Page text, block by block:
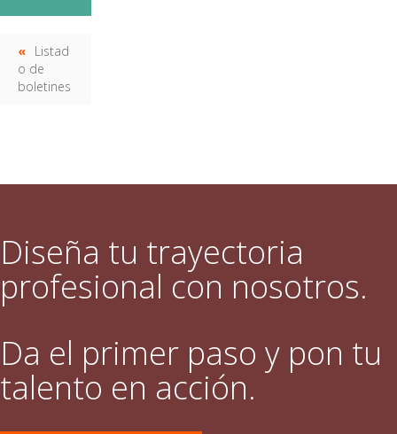
Listad
o de
boletines
Diseña tu trayectoria
profesional con nosotros.
Da el primer paso y pon tu
talento en acción.